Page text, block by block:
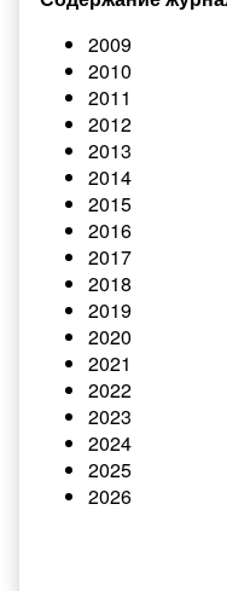
2009
2010
2011
2012
2013
2014
2015
2016
2017
2018
2019
2020
2021
2022
2023
2024
2025
2026